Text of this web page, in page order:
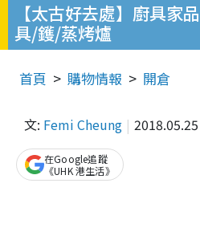
【太古好去處】廚具家
具/鑊/蒸烤爐
首頁 購物情報 開倉
文: Femi Cheung 2018.05.25
在Google追蹤
《UHK 港生活》